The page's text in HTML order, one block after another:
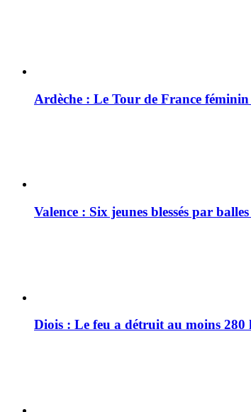
Ardèche : Le Tour de France
Valence : Six jeunes blessés par
Diois : Le feu a détruit au moins 280